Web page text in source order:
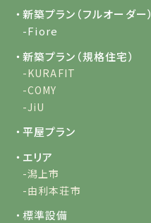
・新築プラン（フルオーダー）
-Fiore
・新築プラン（規格住宅）
-KURAFIT
-COMY
-JiU
・平屋プラン
・エリア
-潟上市
-由利本荘市
・標準設備